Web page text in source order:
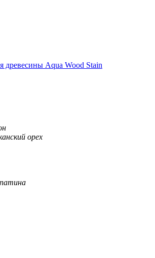
древесины Aqua Wood Stain
орех